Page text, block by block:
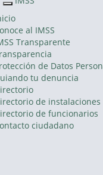
Interruptor
de
Navegación
al IMSS
Transparente
de Datos
tu denuncia
de instalaciones
de funcionarios
ciudadano